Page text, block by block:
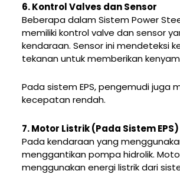
6. Kontrol Valves dan Sensor
Beberapa dalam Sistem Power
memiliki kontrol valve dan sensor
kendaraan. Sensor ini mendeteksi
tekanan untuk memberikan
Pada sistem EPS, pengemudi juga
kecepatan rendah.
7. Motor Listrik (Pada Sistem EPS)
Pada kendaraan yang
menggantikan pompa hidrolik.
menggunakan energi listrik dari